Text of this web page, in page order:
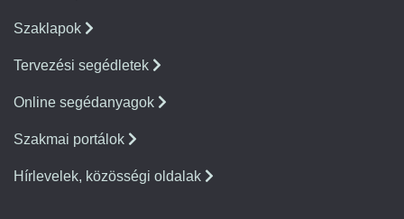
Szaklapok
Tervezési segédletek
Online segédanyagok
Szakmai portálok
Hírlevelek, közösségi oldalak